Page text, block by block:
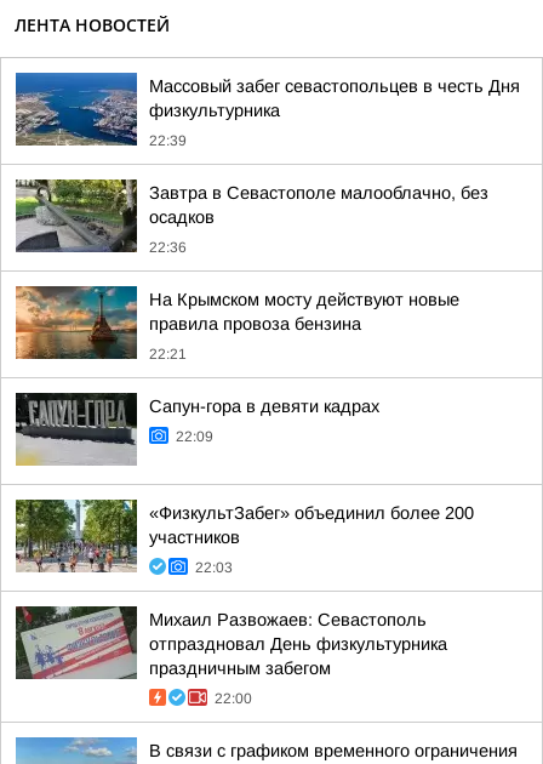
ЛЕНТА НОВОСТЕЙ
Массовый забег севастопольцев в честь Дня
физкультурника
22:39
Завтра в Севастополе малооблачно, без
осадков
22:36
На Крымском мосту действуют новые
правила провоза бензина
22:21
Сапун-гора в девяти кадрах
22:09
«ФизкультЗабег» объединил более 200
участников
22:03
Михаил Развожаев: Севастополь
отпраздновал День физкультурника
праздничным забегом
22:00
В связи с графиком временного ограничения